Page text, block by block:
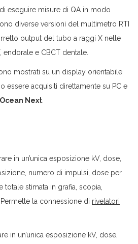
eseguire misure di QA in modo
diverse versioni del multimetro RTI
output del tubo a raggi X nelle
e CBCT dentale.
mostrati su un display orientabile
essere acquisiti direttamente su PC e
Ocean Next
in un’unica esposizione kV, dose,
numero di impulsi, dose per
stimata in grafia, scopia,
la connessione di rivelatori
in un’unica esposizione kV, dose,